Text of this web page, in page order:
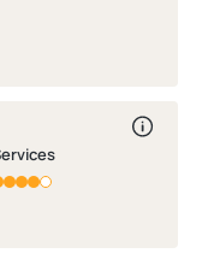
Services